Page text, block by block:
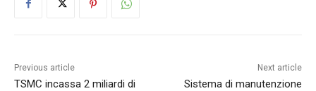
Previous article
TSMC incassa 2 miliardi di
Next article
Sistema di manutenzione